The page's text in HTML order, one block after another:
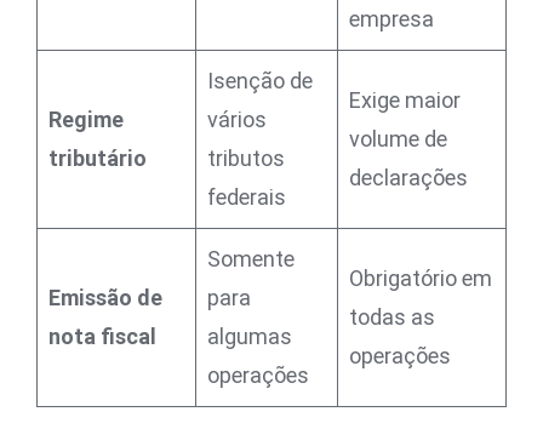
empresa
Regime
tributário
Isenção de
vários
tributos
federais
Exige maior
volume de
declarações
Emissão de
nota fiscal
Somente
para
algumas
operações
Obrigatório em
todas as
operações